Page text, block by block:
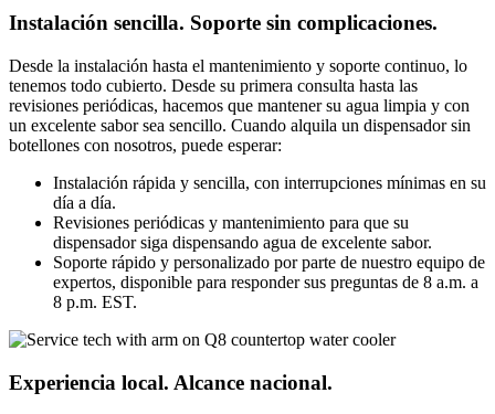
Instalación sencilla. Soporte sin complicaciones.
Desde la instalación hasta el mantenimiento y soporte continuo, lo
tenemos todo cubierto. Desde su primera consulta hasta las
revisiones periódicas, hacemos que mantener su agua limpia y con
un excelente sabor sea sencillo. Cuando alquila un dispensador sin
botellones con nosotros, puede esperar:
Instalación rápida y sencilla, con interrupciones mínimas en su
día a día.
Revisiones periódicas y mantenimiento para que su
dispensador siga dispensando agua de excelente sabor.
Soporte rápido y personalizado por parte de nuestro equipo de
expertos, disponible para responder sus preguntas de 8 a.m. a
8 p.m. EST.
Experiencia local. Alcance nacional.